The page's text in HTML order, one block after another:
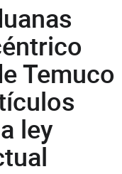
Temuco
ley